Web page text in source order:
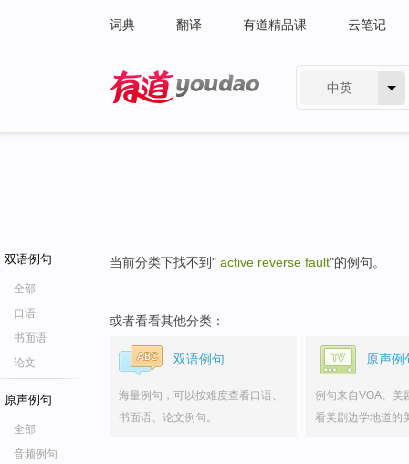
词典 翻译 有道精品课 云笔记
中英
双语例句
全部
口语
书面语
论文
原声例句
全部
音频例句
当前分类下找不到" active reverse fault"的例句。
或者看看其他分类：
双语例句
海量例句，可以按难度查看口语、
书面语、论文例句。
原声例
例句来自VOA、美
看美剧边学地道的